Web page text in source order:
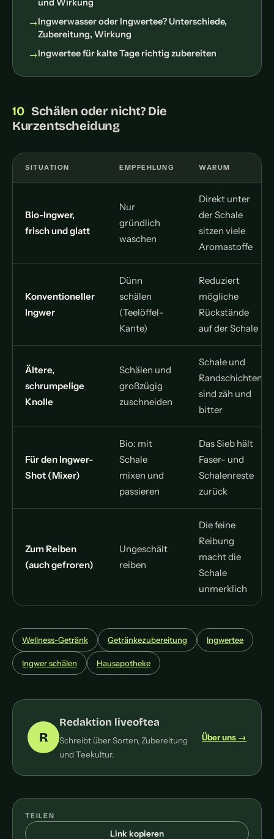
und Wirkung
Ingwerwasser oder Ingwertee? Unterschiede,
Zubereitung, Wirkung
Ingwertee für kalte Tage richtig zubereiten
Schälen oder nicht? Die
Kurzentscheidung
SITUATION EMPFEHLUNG WARUM
Bio-Ingwer,
frisch und glatt
Nur
gründlich
waschen
Direkt unter
der Schale
sitzen viele
Aromastoffe
Konventioneller
Ingwer
Dünn
schälen
(Teelöffel-
Kante)
Reduziert
mögliche
Rückstände
auf der Schale
Ältere,
schrumpelige
Knolle
Schälen und
großzügig
zuschneiden
Schale und
Randschichten
sind zäh und
bitter
Für den Ingwer-
Shot (Mixer)
Bio: mit
Schale
mixen und
passieren
Das Sieb hält
Faser- und
Schalenreste
zurück
Zum Reiben
(auch gefroren)
Ungeschält
reiben
Die feine
Reibung
macht die
Schale
unmerklich
Wellness-Getränk Getränkezubereitung Ingwertee
Ingwer schälen Hausapotheke
R
Redaktion liveoftea
Schreibt über Sorten, Zubereitung
und Teekultur.
Über uns →
TEILEN
Link kopieren